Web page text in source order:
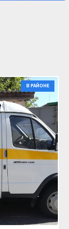
В РАЙОНЕ